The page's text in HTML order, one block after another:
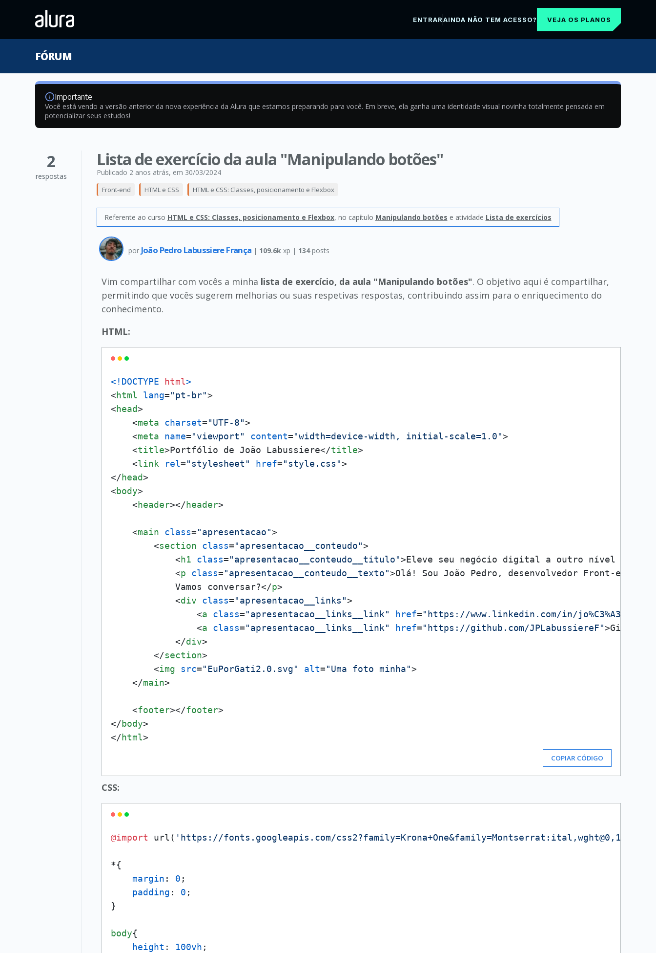
ENTRARAINDA NÃO TEM ACESSO? VEJA OS PLANOS
FÓRUM
Importante
Você está vendo a versão anterior da nova experiência da Alura que estamos preparando para você. Em breve, ela ganha uma identidade visual novinha totalmente pensada em
potencializar seus estudos!
2
respostas
Lista de exercício da aula "Manipulando botões"
Publicado 2 anos atrás, em 30/03/2024
Front-end HTML e CSS HTML e CSS: Classes, posicionamento e Flexbox
Referente ao curso HTML e CSS: Classes, posicionamento e Flexbox, no capítulo Manipulando botões e atividade Lista de exercícios
por João Pedro Labussiere França | 109.6k xp | 134posts
Vim compartilhar com vocês a minha lista de exercício, da aula "Manipulando botões". O objetivo aqui é compartilhar,
permitindo que vocês sugerem melhorias ou suas respetivas respostas, contribuindo assim para o enriquecimento do
conhecimento.
HTML:
<!DOCTYPE html>
<html lang="pt-br">
<head>
<meta charset="UTF-8">
<meta name="viewport" content="width=device-width, initial-scale=1.0">
<title>Portfólio de João Labussiere</title>
<link rel="stylesheet" href="style.css">
</head>
<body>
<header></header>
<main class="apresentacao">
<section class="apresentacao__conteudo">
<h1 class="apresentacao__conteudo__titulo">Eleve seu negócio digital a outro nível
<p class="apresentacao__conteudo__texto">Olá! Sou João Pedro, desenvolvedor Front-end
            Vamos conversar?
</p>
<div class="apresentacao__links">
<a class="apresentacao__links__link" href="https://www.linkedin.com/in/jo%C3%A3o-
<a class="apresentacao__links__link" href="https://github.com/JPLabussiereF">GitHub
</div>
</section>
<img src="EuPorGati2.0.svg" alt="Uma foto minha">
</main>
<footer></footer>
</body>
</html>
COPIAR CÓDIGO
CSS:
@import url( 'https://fonts.googleapis.com/
*{
margin : 0 ;
padding : 0 ;
}
body{
height : 100vh ;